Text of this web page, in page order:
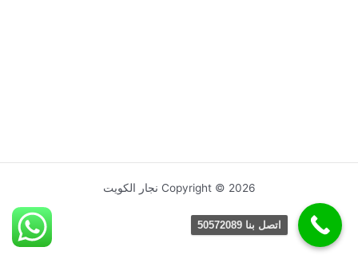
Copyright © 2026 نجار الكويت
اتصل بنا 50572089